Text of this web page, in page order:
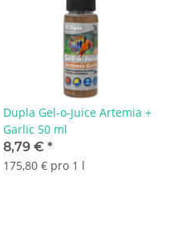
Dupla Gel-o-Juice Artemia +
Garlic 50 ml
8,79 € *
175,80 € pro 1 l